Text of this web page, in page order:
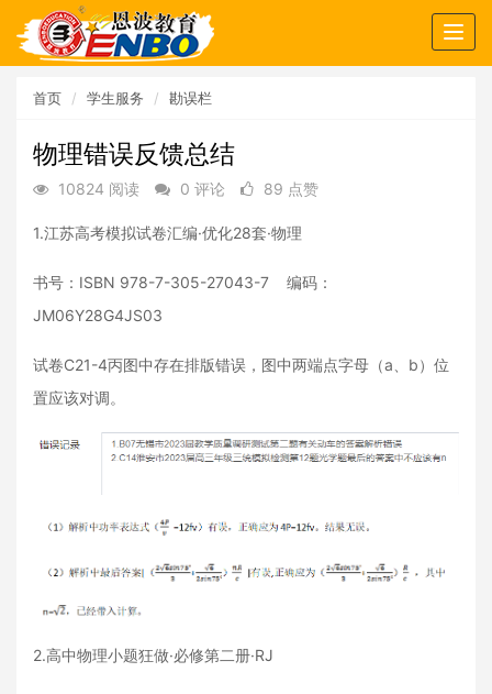
首页 学生服务 勘误栏
物理错误反馈总结
10824 阅读 0 评论 89 点赞
1.江苏高考模拟试卷汇编·优化28套·物理
书号：ISBN 978-7-305-27043-7 编码：
JM06Y28G4JS03
试卷C21-4丙图中存在排版错误，图中两端点字母（a、b）位
置应该对调。
2.高中物理小题狂做·必修第二册·RJ